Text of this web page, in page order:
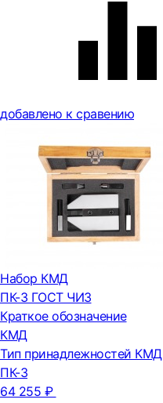
добавлено к сравению
Набор КМД
ПК-3 ГОСТ ЧИЗ
Краткое обозначение
КМД
Тип принадлежностей КМД
ПК-3
64 255 ₽